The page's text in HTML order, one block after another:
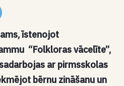
īstenojot
“Folkloras vācelīte”,
ar pirmsskolas
bērnu zināšanu un